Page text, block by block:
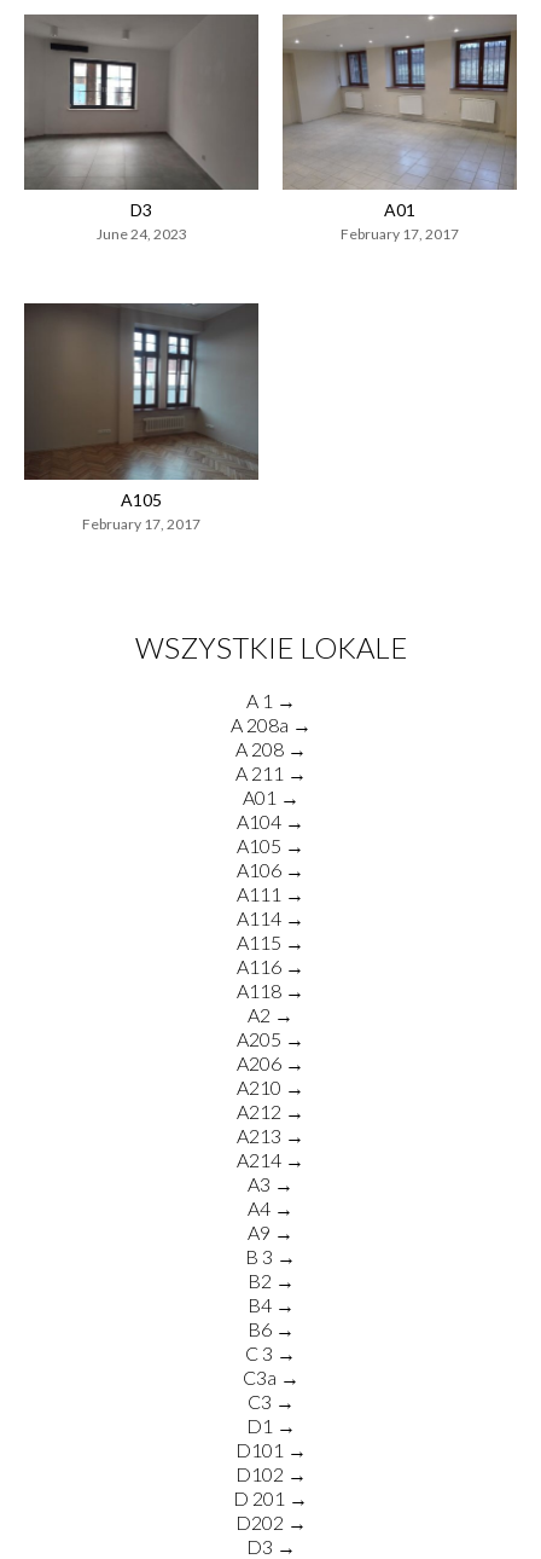
D3
June 24, 2023
A01
February 17, 2017
A105
February 17, 2017
WSZYSTKIE LOKALE
A 1 →
A 208a →
A 208 →
A 211 →
A01 →
A104 →
A105 →
A106 →
A111 →
A114 →
A115 →
A116 →
A118 →
A2 →
A205 →
A206 →
A210 →
A212 →
A213 →
A214 →
A3 →
A4 →
A9 →
B 3 →
B2 →
B4 →
B6 →
C 3 →
C3a →
C3 →
D1 →
D101 →
D102 →
D 201 →
D202 →
D3 →